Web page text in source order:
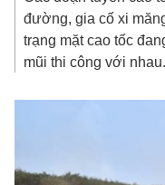
đường, gia cố xi
trạng mặt cao tốc
mũi thi công với nhau.